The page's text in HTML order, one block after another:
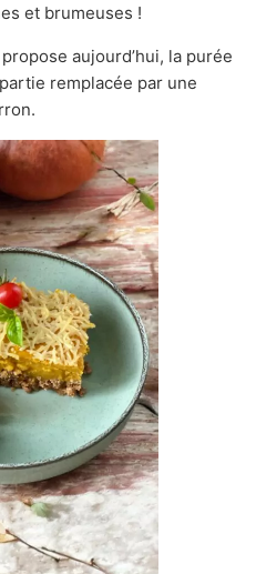
et brumeuses !
aujourd’hui, la purée
remplacée par une